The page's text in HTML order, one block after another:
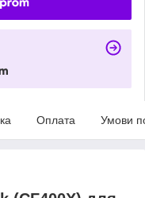
Оплата Умови